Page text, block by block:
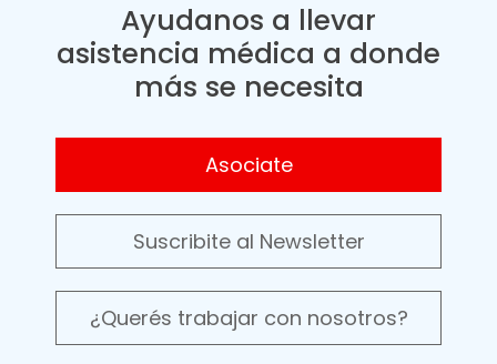
Ayudanos a llevar
asistencia médica a donde
más se necesita
Asociate
Suscribite al Newsletter
¿Querés trabajar con nosotros?